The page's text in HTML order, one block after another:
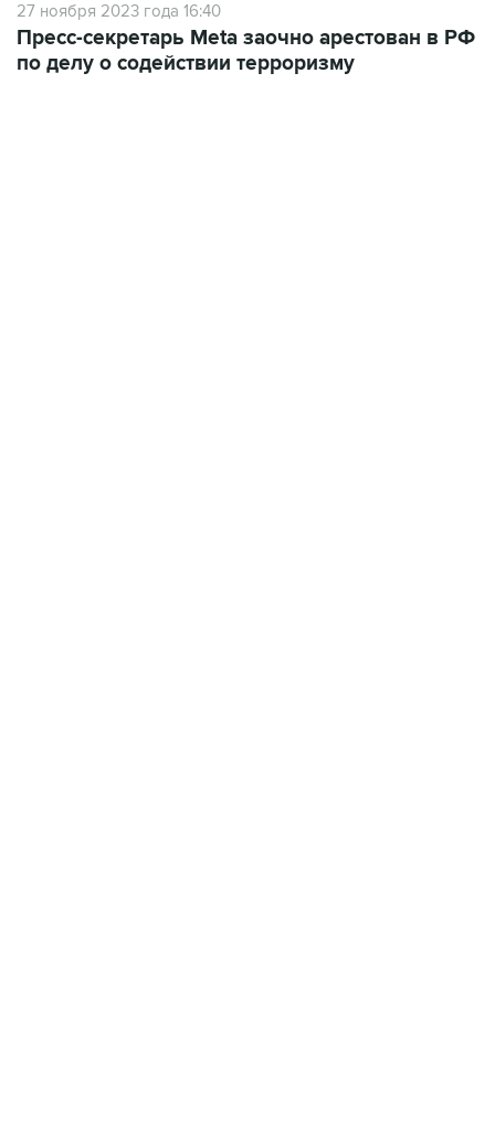
27 ноября 2023 года 16:40
Пресс-секретарь Meta заочно арестован в РФ
по делу о содействии терроризму